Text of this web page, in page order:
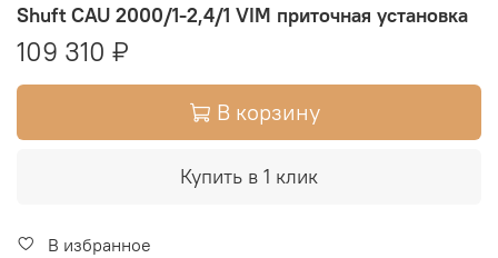
Shuft CAU 2000/1-2,4/1 VIM приточная установка
109 310 ₽
В корзину
Купить в 1 клик
В избранное